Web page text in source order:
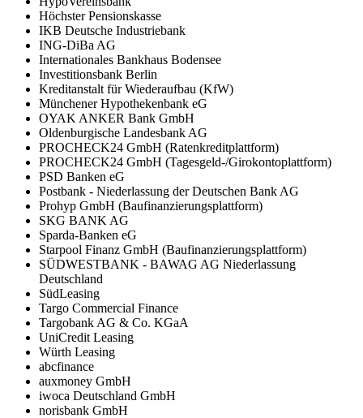
Höchster Pensionskasse
IKB Deutsche Industriebank
ING-DiBa AG
Internationales Bankhaus Bodensee
Investitionsbank Berlin
Kreditanstalt für Wiederaufbau (KfW)
Münchener Hypothekenbank eG
OYAK ANKER Bank GmbH
Oldenburgische Landesbank AG
PROCHECK24 GmbH (Ratenkreditplattform)
PROCHECK24 GmbH (Tagesgeld-/Girokontoplattform)
PSD Banken eG
Postbank - Niederlassung der Deutschen Bank AG
Prohyp GmbH (Baufinanzierungsplattform)
SKG BANK AG
Sparda-Banken eG
Starpool Finanz GmbH (Baufinanzierungsplattform)
SÜDWESTBANK - BAWAG AG Niederlassung
Deutschland
SüdLeasing
Targo Commercial Finance
Targobank AG & Co. KGaA
UniCredit Leasing
Würth Leasing
abcfinance
auxmoney GmbH
iwoca Deutschland GmbH
norisbank GmbH